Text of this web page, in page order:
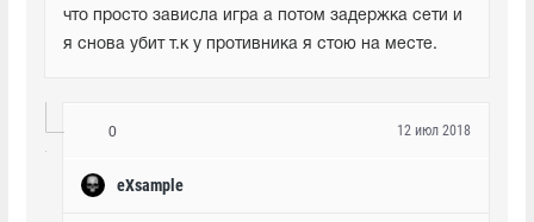
что просто зависла игра а потом задержка сети и
я снова убит т.к у противника я стою на месте.
0
eXsample
12 июл 2018